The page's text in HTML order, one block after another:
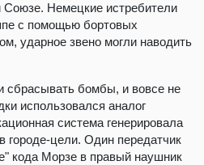
Немецкие истребители
с помощью бортовых
ударное звено могли наводить
сбрасывать бомбы, и вовсе не
использовался аналог
система генерировала
городе-цели. Один передатчик
кода Морзе в правый наушник